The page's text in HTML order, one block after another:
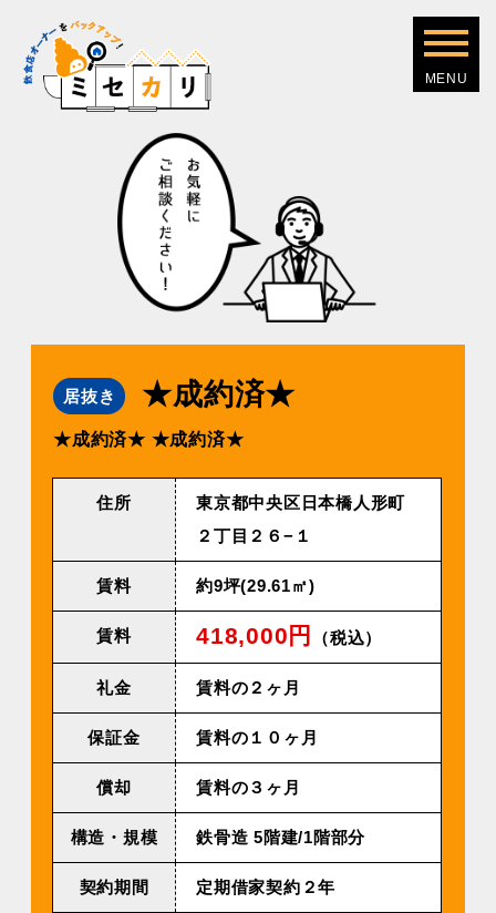
居抜き ★成約済★
★成約済★ ★成約済★
住所
東京都中央区日本橋人形町
２丁目２６−１
賃料 約9坪(29.61㎡)
賃料 418,000円 （税込）
礼金 賃料の２ヶ月
保証金 賃料の１０ヶ月
償却 賃料の３ヶ月
構造・規模 鉄⾻造 5階建/1階部分
契約期間 定期借家契約２年